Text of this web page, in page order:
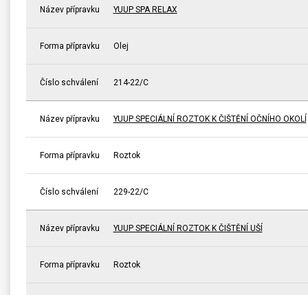
Název přípravku YUUP SPA RELAX
Forma přípravku Olej
Číslo schválení 214-22/C
Název přípravku YUUP SPECIÁLNÍ ROZTOK K ČIŠTĚNÍ OČNÍHO OKOLÍ
Forma přípravku Roztok
Číslo schválení 229-22/C
Název přípravku YUUP SPECIÁLNÍ ROZTOK K ČIŠTĚNÍ UŠÍ
Forma přípravku Roztok